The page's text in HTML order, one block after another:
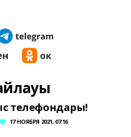
телефондары!
17 НОЯБРЯ 2021, 07:16